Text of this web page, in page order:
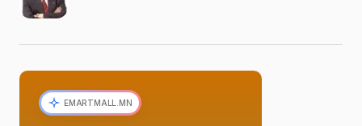
EMARTMALL.MN